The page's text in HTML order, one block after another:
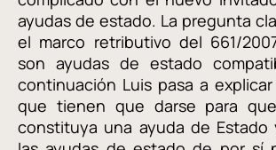
ayudas de estado. La pregunta
el marco retributivo del 661/
son ayudas de estado
continuación Luis pasa a
que tienen que darse para
constituya una ayuda de Estado